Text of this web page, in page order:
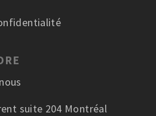
suite 204 Montréal